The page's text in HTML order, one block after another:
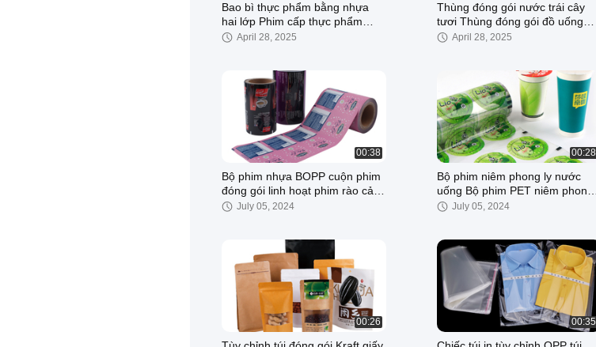
Bao bì thực phẩm bằng nhựa
hai lớp Phim cấp thực phẩm
Bánh kẹo Bánh mì
April 28, 2025
Thùng đóng gói nước trái cây
tươi Thùng đóng gói đồ uống
lạnh Thùng mang đồ ăn
April 28, 2025
00:38
Bộ phim nhựa BOPP cuộn phim
đóng gói linh hoạt phim rào cản
cao phim nhựa chất lượng thực
July 05, 2024
00:28
Bộ phim niêm phong ly nước
uống Bộ phim PET niêm phong
nhiệt cho đồ uống Tùy chỉnh
July 05, 2024
00:26 00:35